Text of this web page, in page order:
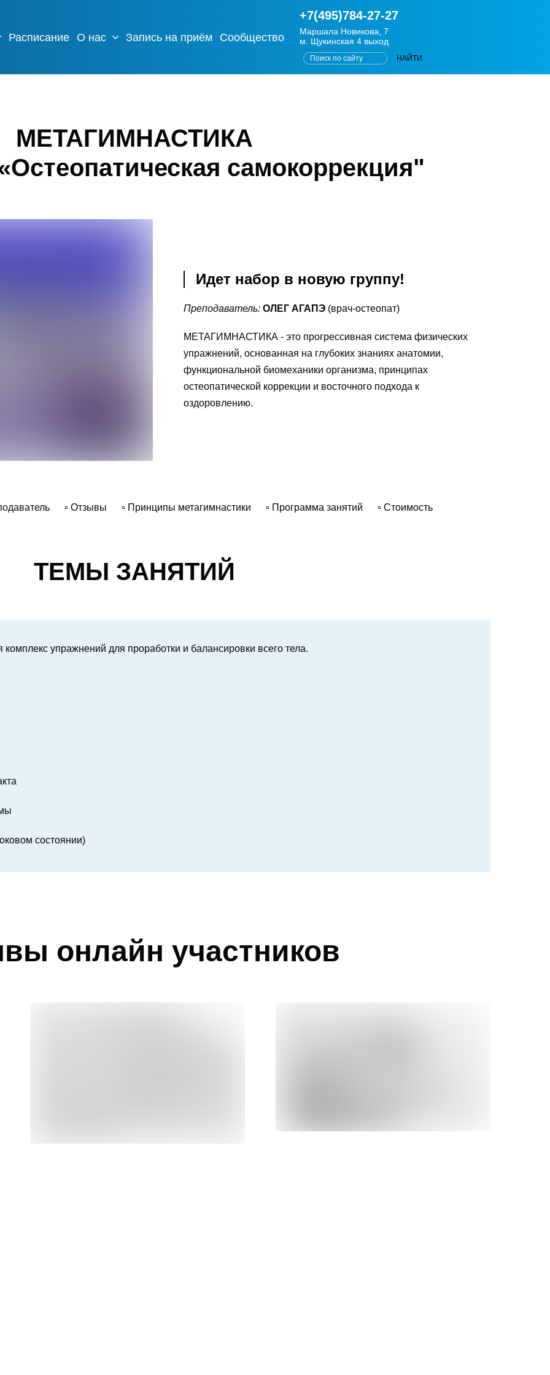
Расписание О нас Запись на приём Сообщество
+7(495)784-27-27
Маршала Новикова, 7
м. Щукинская 4 выход
МЕТАГИМНАСТИКА
самокоррекция"
Идет набор в новую группу!
Преподаватель: ОЛЕГ АГАПЭ (врач-остеопат)
МЕТАГИМНАСТИКА - это прогрессивная система физических
упражнений, основанная на глубоких знаниях анатомии,
функциональной биомеханики организма, принципах
остеопатической коррекции и восточного подхода к
оздоровлению.
▫ Отзывы ▫ Принципы метагимнастики ▫ Программа занятий ▫ Стоимость
ТЕМЫ ЗАНЯТИЙ
упражнений для проработки и балансировки всего тела.
состоянии)
онлайн участников